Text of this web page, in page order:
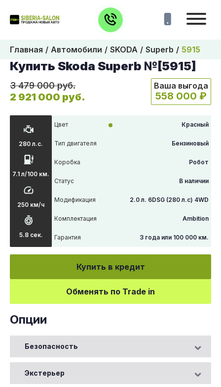
Главная Автомобили SKODA Superb 5915
Купить Skoda Superb №[5915]
3 479 000 руб.
2 921 000 руб.
Ваша выгода
558 000 ₽
280 л.с.
7.1 л/100 км.
250 км/ч
5.8 сек.
Цвет Красный
Тип двигателя Бензиновый
Коробка Робот
Статус В наличии
Модификация 2.0 л. 6DSG (280 л.с) 4WD
Комплектация Ambition
Гарантия 3 года или 100 000 км.
Купить в кредит
Обменять по Trade in
Опции
Безопасность
Экстерьер